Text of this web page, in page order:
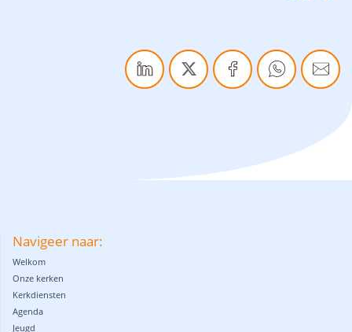
Navigeer naar:
Welkom
Onze kerken
Kerkdiensten
Agenda
Jeugd